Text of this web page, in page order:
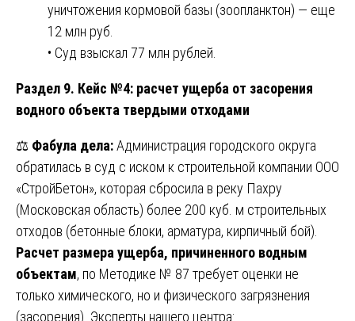
уничтожения кормовой базы (зоопланктон) — еще
12 млн руб.
• Суд взыскал 77 млн рублей.
Раздел 9. Кейс №4: расчет ущерба от засорения
водного объекта твердыми отходами
⚖️ Фабула дела:Администрация городского округа
обратилась в суд с иском к строительной компании ООО
«СтройБетон», которая сбросила в реку Пахру
(Московская область) более 200 куб. м строительных
отходов (бетонные блоки, арматура, кирпичный бой).
Расчет размера ущерба, причиненного водным
объектам, по Методике № 87 требует оценки не
только химического, но и физического загрязнения
(засорения). Эксперты нашего центра: